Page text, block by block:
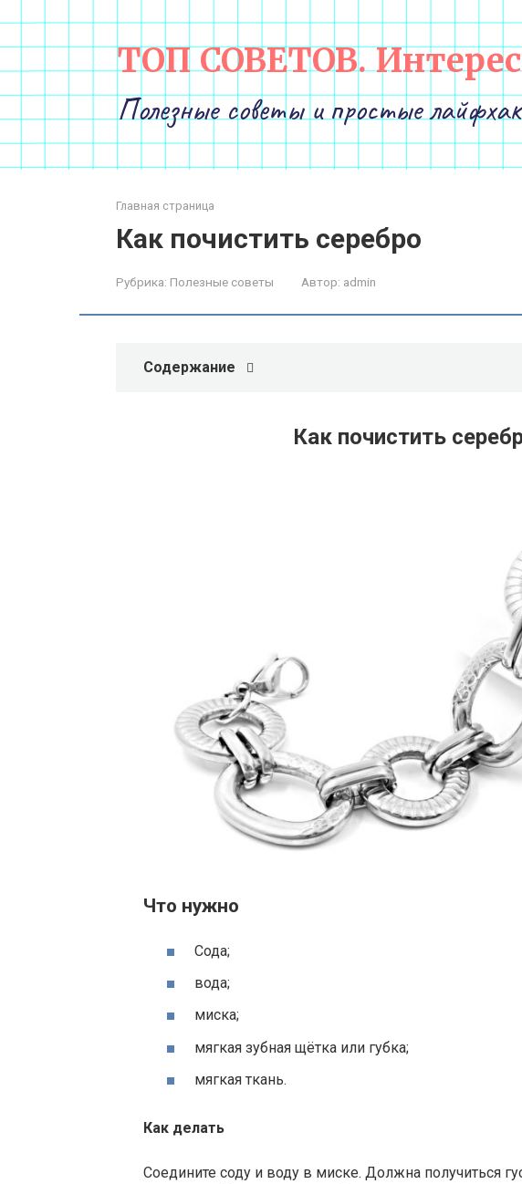
ТОП СОВЕТОВ.
Полезные советы и простые
Главная страница
Как почистить серебро
Рубрика: Полезные советы Автор: admin
Содержание
Как почистить
Что нужно
Сода;
вода;
миска;
мягкая зубная щётка или губка;
мягкая ткань.
Как делать
Соедините соду и воду в миске. Должна получиться